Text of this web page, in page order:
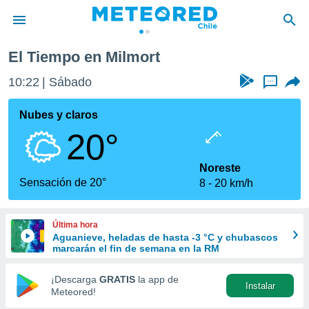
de
por
que se
calidad.
a este
las
y
forma
digital
basada
El Tiempo en Milmort
10:22 Sábado ...
Nubes y claros
20°
Sensación de 20°
Noreste
8
20 km/h
Última hora
Aguanieve, heladas de hasta -3 °C y chubascos
marcarán el fin de semana en la RM
¡Descarga GRATIS la app de
Meteored!
Instalar